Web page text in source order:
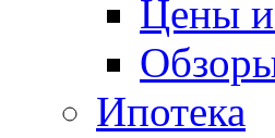
Цены
Ипотека